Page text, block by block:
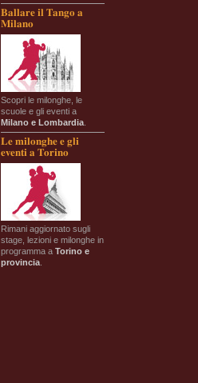
Ballare il Tango a
Milano
Scopri le milonghe, le
scuole e gli eventi a
Milano e Lombardia
Le milonghe e gli
eventi a Torino
Rimani aggiornato sugli
stage, lezioni e milonghe in
programma a Torino e
provincia